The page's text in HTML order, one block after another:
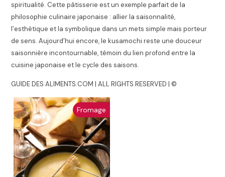
spiritualité. Cette pâtisserie est un exemple parfait de la
philosophie culinaire japonaise : allier la saisonnalité,
l’esthétique et la symbolique dans un mets simple mais porteur
de sens. Aujourd’hui encore, le kusamochi reste une douceur
saisonnière incontournable, témoin du lien profond entre la
cuisine japonaise et le cycle des saisons.
GUIDE DES ALIMENTS.COM | ALL RIGHTS RESERVED | ©
Fromage